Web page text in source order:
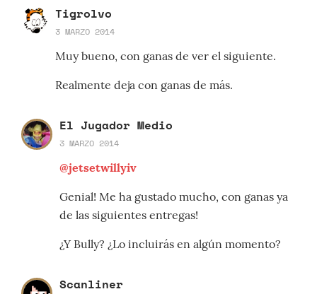
Tigrolvo
3 MARZO 2014
Muy bueno, con ganas de ver el siguiente.
Realmente deja con ganas de más.
El Jugador Medio
3 MARZO 2014
@jetsetwillyiv
Genial! Me ha gustado mucho, con ganas ya
de las siguientes entregas!
¿Y Bully? ¿Lo incluirás en algún momento?
Scanliner